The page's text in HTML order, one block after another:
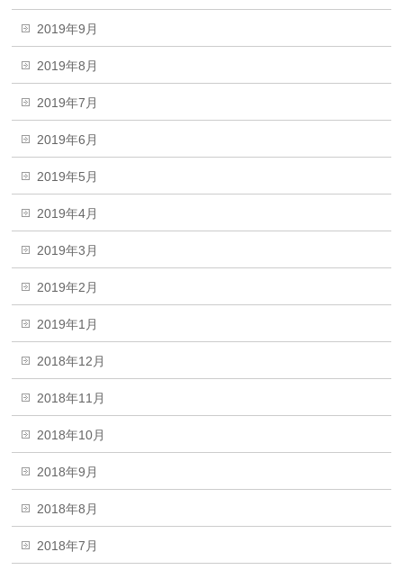
2019年9月
2019年8月
2019年7月
2019年6月
2019年5月
2019年4月
2019年3月
2019年2月
2019年1月
2018年12月
2018年11月
2018年10月
2018年9月
2018年8月
2018年7月